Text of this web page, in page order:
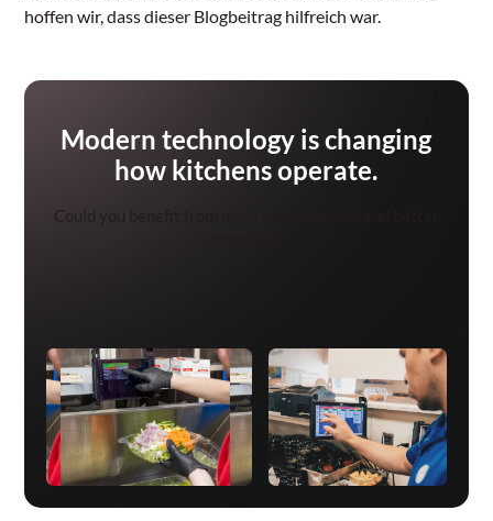
hoffen wir, dass dieser Blogbeitrag hilfreich war.
Modern technology is changing
how kitchens operate.
Could you benefit from more ticket control and better